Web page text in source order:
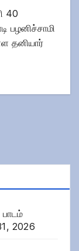
40
பழனிச்சாமி
தனியார்
2026